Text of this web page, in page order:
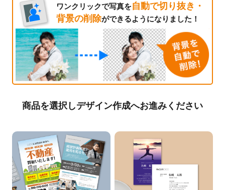
ワンクリックで写真を自動で切り抜き・
背景の削除ができるようになりました！
商品を選択しデザイン作成へお進みください